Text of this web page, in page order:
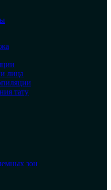
лица
тату
зон